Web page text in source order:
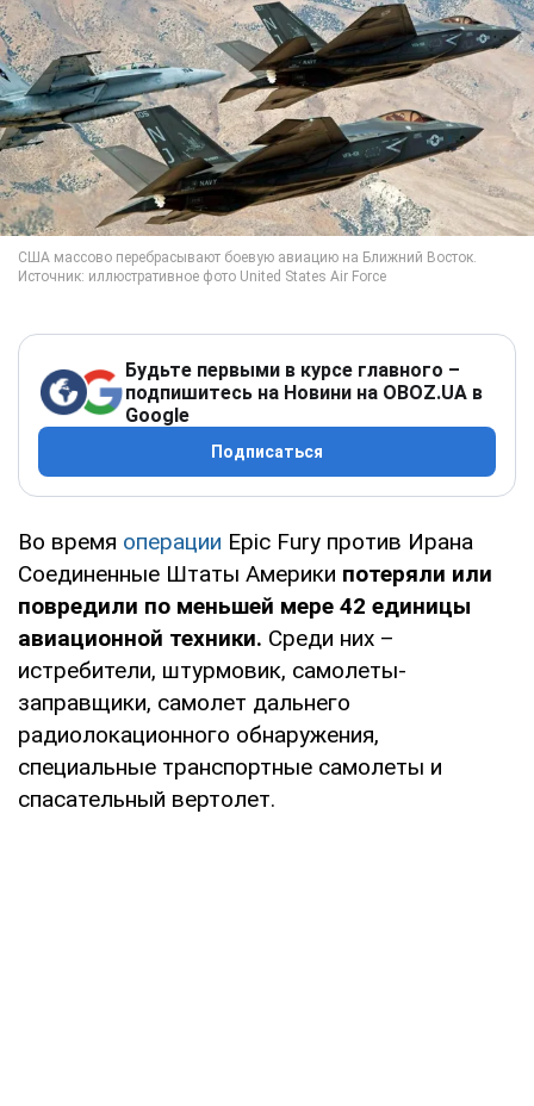
Будьте первыми в курсе главного –
подпишитесь на Новини на OBOZ.UA в
Google
Подписаться
Во время операции Epic Fury против Ирана
Соединенные Штаты Америки потеряли или
повредили по меньшей мере 42 единицы
авиационной техники. Среди них –
истребители, штурмовик, самолеты-
заправщики, самолет дальнего
радиолокационного обнаружения,
специальные транспортные самолеты и
спасательный вертолет.